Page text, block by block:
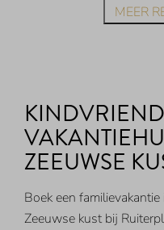
MEER
ZEEUWSE
Boek een
Zeeuwse kust bij